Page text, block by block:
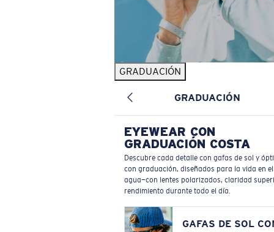
GRADUACIÓN
GRADUACIÓN
EYEWEAR CON
GRADUACIÓN COSTA
Descubre cada detalle con gafas de sol y
con graduación, diseñados para la vida en el
agua—con lentes polarizados, claridad
rendimiento durante todo el día.
GAFAS DE SOL